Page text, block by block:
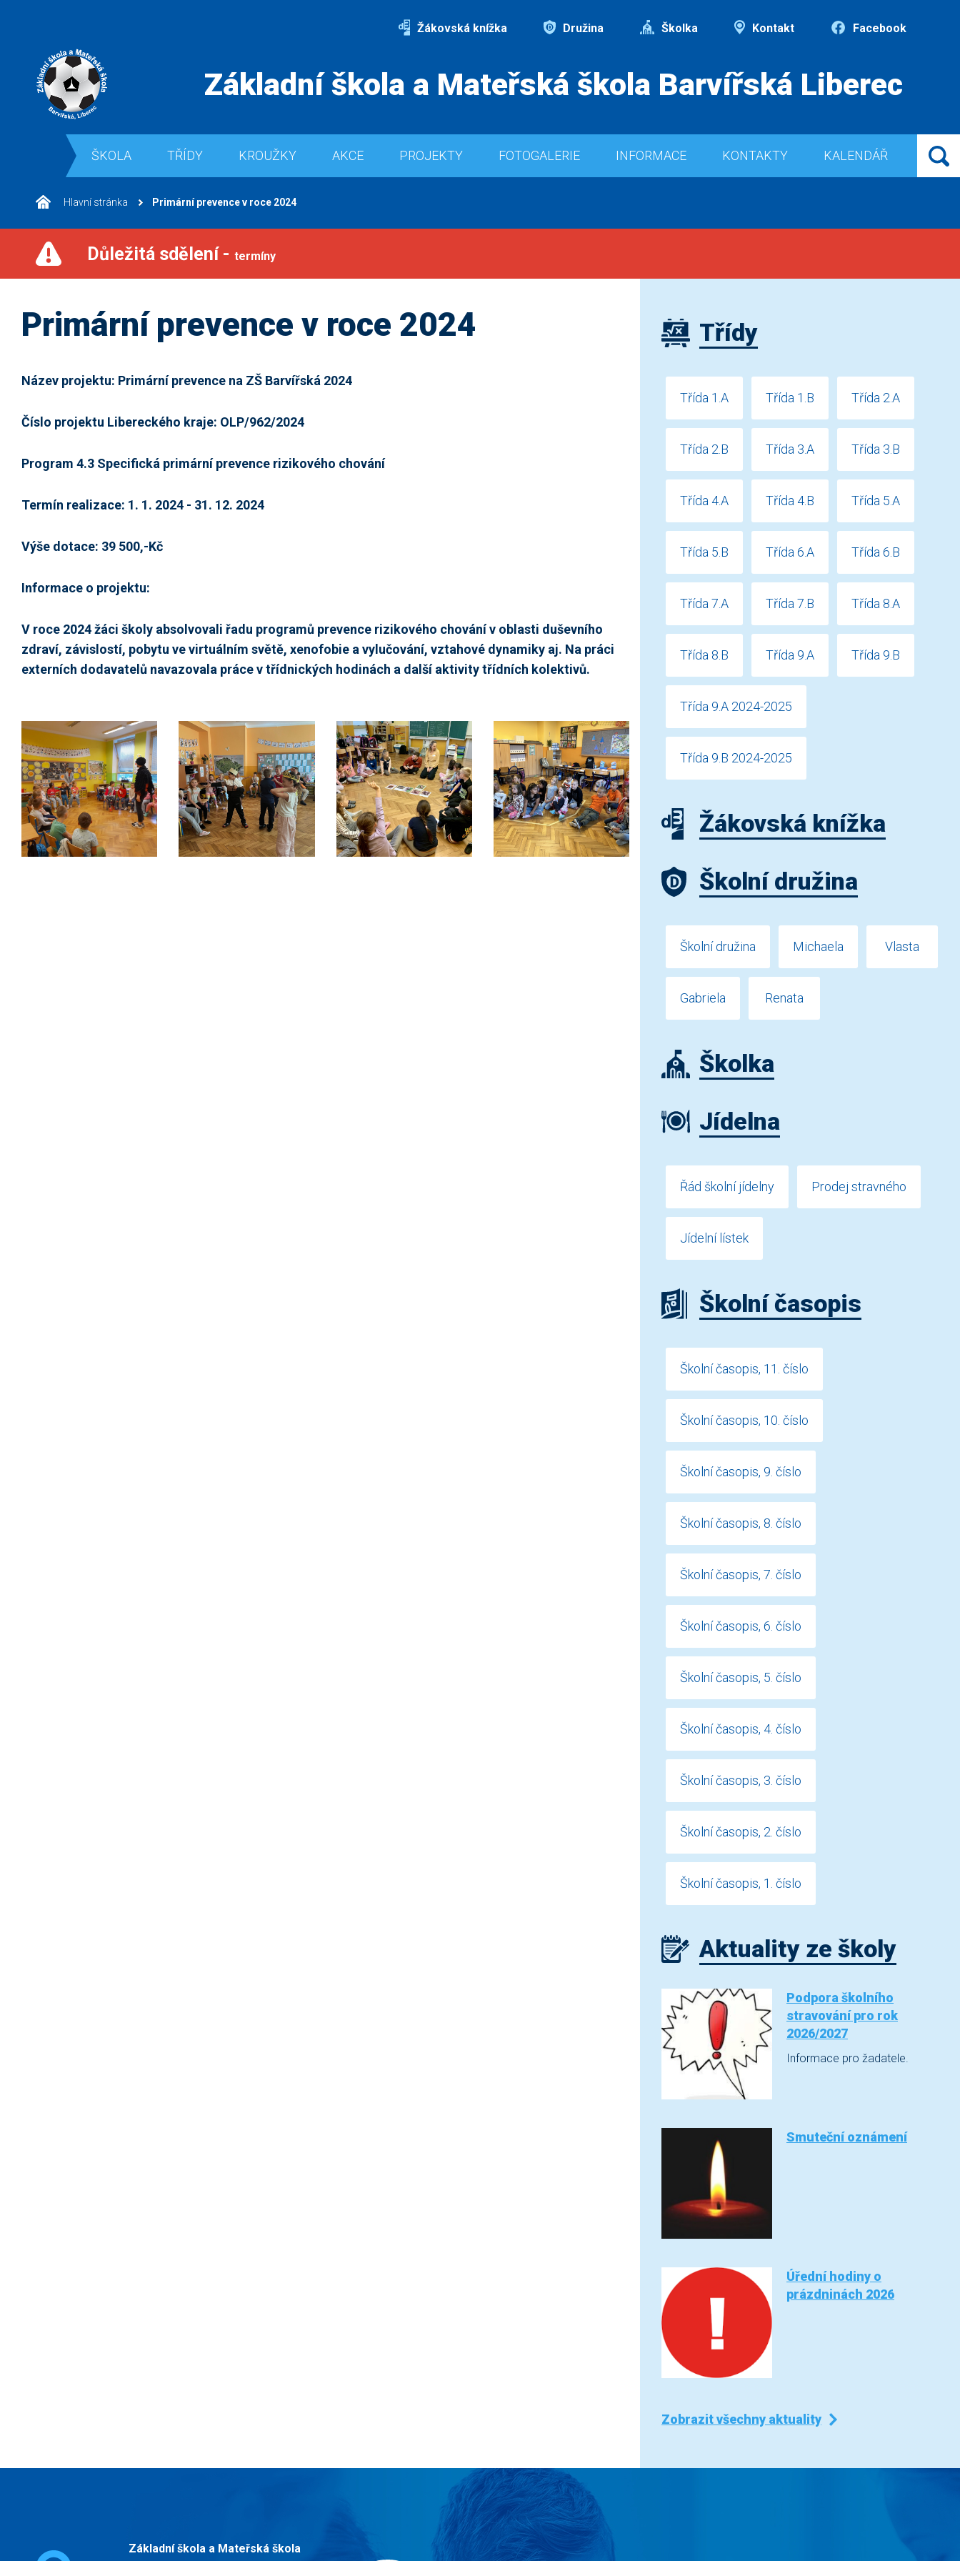
Žákovská knížka Družina Školka Kontakt Facebook
Základní škola a Mateřská škola Barvířská Liberec
ŠKOLA TŘÍDY KROUŽKY AKCE PROJEKTY FOTOGALERIE INFORMACE KONTAKTY KALENDÁŘ
Hlavní stránka Primární prevence v roce 2024
Důležitá sdělení - termíny
Primární prevence v roce 2024
Název projektu: Primární prevence na ZŠ Barvířská 2024
Číslo projektu Libereckého kraje: OLP/962/2024
Program 4.3 Specifická primární prevence rizikového chování
Termín realizace: 1. 1. 2024 - 31. 12. 2024
Výše dotace: 39 500,-Kč
Informace o projektu:
V roce 2024 žáci školy absolvovali řadu programů prevence rizikového chování v oblasti duševního
zdraví, závislostí, pobytu ve virtuálním světě, xenofobie a vylučování, vztahové dynamiky aj. Na práci
externích dodavatelů navazovala práce v třídnických hodinách a další aktivity třídních kolektivů.
Třídy
Třída 1.A Třída 1.B Třída 2.A
Třída 2.B Třída 3.A Třída 3.B
Třída 4.A Třída 4.B Třída 5.A
Třída 5.B Třída 6.A Třída 6.B
Třída 7.A Třída 7.B Třída 8.A
Třída 8.B Třída 9.A Třída 9.B
Třída 9.A 2024-2025
Třída 9.B 2024-2025
Žákovská knížka
Školní družina
Školní družina Michaela Vlasta
Gabriela Renata
Školka
Jídelna
Řád školní jídelny Prodej stravného
Jídelní lístek
Školní časopis
Školní časopis, 11. číslo
Školní časopis, 10. číslo
Školní časopis, 9. číslo
Školní časopis, 8. číslo
Školní časopis, 7. číslo
Školní časopis, 6. číslo
Školní časopis, 5. číslo
Školní časopis, 4. číslo
Školní časopis, 3. číslo
Školní časopis, 2. číslo
Školní časopis, 1. číslo
Aktuality ze školy
Podpora školního
stravování pro rok
2026/2027
Informace pro žadatele.
Smuteční oznámení
Úřední hodiny o
prázdninách 2026
Zobrazit všechny aktuality
Základní škola a Mateřská škola